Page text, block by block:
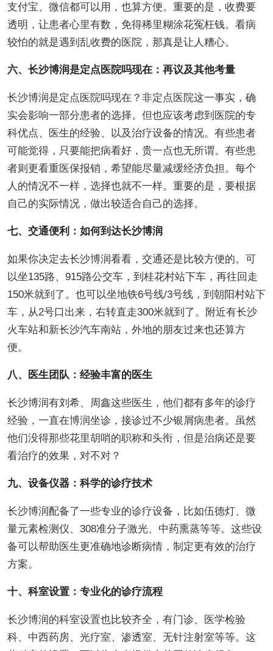
支付宝、微信都可以用，也算方便。重要的是，收费要
透明，让患者心里有数，免得稀里糊涂花冤枉钱。看病
较怕的就是遇到乱收费的医院，那真是让人糟心。
六、长沙博润是定点医院吗现在：再议及其他考量
长沙博润是定点医院吗现在？非定点医院这一事实，确
实会影响一部分患者的选择。但也应该考虑到医院的专
科优点、医生的经验、以及治疗设备的情况。有些患者
可能觉得，只要能把病看好，贵一点也无所谓。有些患
者则更看重医保报销，希望能尽量减缓经济负担。每个
人的情况不一样，选择也就不一样。重要的是，要根据
自己的实际情况，做出较适合自己的选择。
七、交通便利：如何到达长沙博润
如果你决定去长沙博润看看，交通还是比较方便的。可
以坐135路、915路公交车，到桂花村站下车，再往回走
150米就到了。也可以坐地铁6号线/3号线，到朝阳村站下
车，从2号口出来，右转直走300米就到了。附近有长沙
火车站和新长沙汽车南站，外地的朋友过来也还算方
便。
八、医生团队：经验丰富的医生
长沙博润有刘希、周鑫这些医生，他们都有多年的诊疗
经验，一直在博润坐诊，接诊过不少银屑病患者。虽然
他们没得那些花里胡哨的职称和头衔，但是治病还是要
看治疗的效果，对不对？
九、设备仪器：科学的诊疗技术
长沙博润配备了一些专业的诊疗设备，比如伍德灯、微
量元素检测仪、308准分子激光、中药熏蒸等等。这些设
备可以帮助医生更准确地诊断病情，制定更有效的治疗
方案。
十、科室设置：专业化的诊疗流程
长沙博润的科室设置也比较齐全，有门诊、医学检验
科、中西药房、光疗室、渗透室、无针注射室等等。这